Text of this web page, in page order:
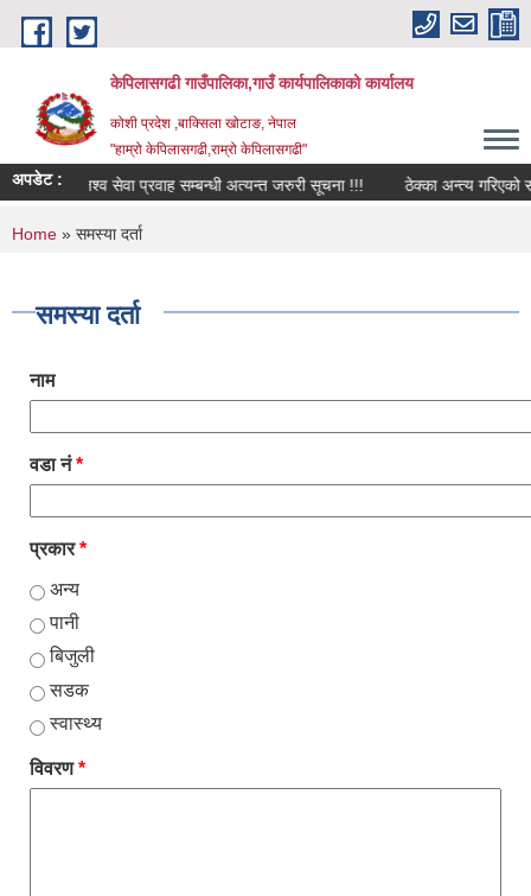
Skip to main content
केपिलासगढी गाउँपालिका,गाउँ कार्यपालिकाको कार्यालय
कोशी प्रदेश ,बाक्सिला खोटाङ, नेपाल
"हाम्रो केपिलासगढी,राम्रो केपिलासगढी"
अपडेट :राजश्व सेवा प्रवाह सम्बन्धी अत्यन्त जरुरी सूचना !!! ठेक्का अन्त्य गरिएको
You are here
Home » समस्या दर्ता
समस्या दर्ता
नाम
वडा नं*
प्रकार*
अन्य
पानी
बिजुली
सडक
स्वास्थ्य
विवरण*